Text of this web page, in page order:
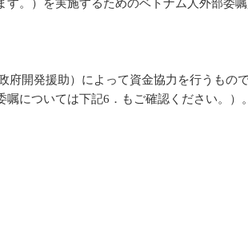
。）を実施するためのベトナム人外部委
開発援助）によって資金協力を行うもので
については下記6．もご確認ください。）。